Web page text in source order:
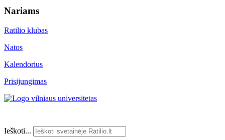
Nariams
Ratilio klubas
Natos
Kalendorius
Prisijungimas
Ieškoti...